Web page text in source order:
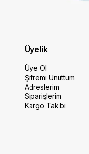
Üyelik
Üye Ol
Şifremi Unuttum
Adreslerim
Siparişlerim
Kargo Takibi